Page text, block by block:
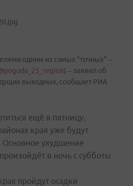
одним из самых "точных" –
) – заявил об
выходных, сообщает РИА
ещё в пятницу,
края уже будут
Основное ухудшение
в ночь с субботы
пройдут осадки